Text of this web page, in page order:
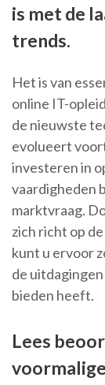
is met de
trends.
Het is van
online IT-
de nieuwste
evolueert
investeren in
vaardigheden
marktvraag.
zich richt op
kunt u ervoor
de
bieden heeft.
Lees